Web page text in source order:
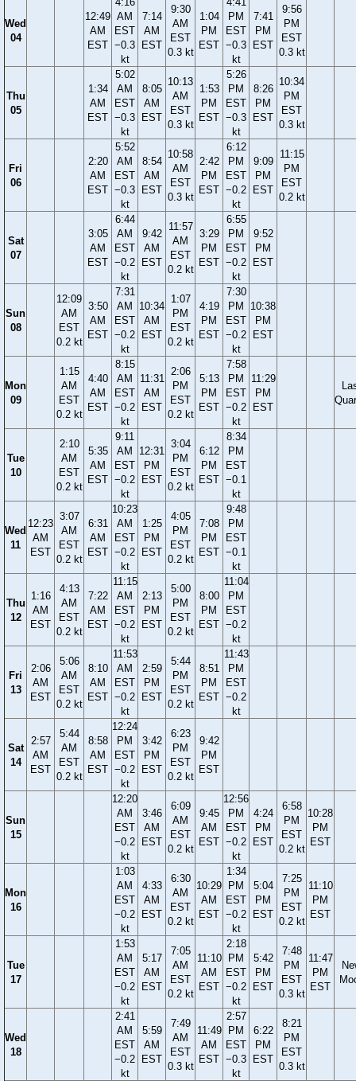
Wed
04
12:49
AM
EST
AM
EST
−0.3
kt
7:14
AM
EST
9:30
AM
EST
0.3 kt
1:04
PM
EST
PM
EST
−0.3
kt
7:41
PM
EST
9:56
PM
EST
0.3 kt
Thu
05
1:34
AM
EST
5:02
AM
EST
−0.3
kt
8:05
AM
EST
10:13
AM
EST
0.3 kt
1:53
PM
EST
5:26
PM
EST
−0.3
kt
8:26
PM
EST
10:34
PM
EST
0.3 kt
Fri
06
2:20
AM
EST
5:52
AM
EST
−0.3
kt
8:54
AM
EST
10:58
AM
EST
0.3 kt
2:42
PM
EST
6:12
PM
EST
−0.2
kt
9:09
PM
EST
11:15
PM
EST
0.2 kt
Sat
07
3:05
AM
EST
6:44
AM
EST
−0.2
kt
9:42
AM
EST
11:57
AM
EST
0.2 kt
3:29
PM
EST
6:55
PM
EST
−0.2
kt
9:52
PM
EST
Sun
08
12:09
AM
EST
0.2 kt
3:50
AM
EST
7:31
AM
EST
−0.2
kt
10:34
AM
EST
1:07
PM
EST
0.2 kt
4:19
PM
EST
7:30
PM
EST
−0.2
kt
10:38
PM
EST
Mon
09
1:15
AM
EST
0.2 kt
4:40
AM
EST
8:15
AM
EST
−0.2
kt
11:31
AM
EST
2:06
PM
EST
0.2 kt
5:13
PM
EST
7:58
PM
EST
−0.2
kt
11:29
PM
EST
Tue
10
2:10
AM
EST
0.2 kt
5:35
AM
EST
9:11
AM
EST
−0.2
kt
12:31
PM
EST
3:04
PM
EST
0.2 kt
6:12
PM
EST
8:34
PM
EST
−0.1
kt
Wed
11
12:23
AM
EST
3:07
AM
EST
0.2 kt
6:31
AM
EST
10:23
AM
EST
−0.2
kt
1:25
PM
EST
4:05
PM
EST
0.2 kt
7:08
PM
EST
9:48
PM
EST
−0.1
kt
Thu
12
1:16
AM
EST
4:13
AM
EST
0.2 kt
7:22
AM
EST
11:15
AM
EST
−0.2
kt
2:13
PM
EST
5:00
PM
EST
0.2 kt
8:00
PM
EST
11:04
PM
EST
−0.2
kt
Fri
13
2:06
AM
EST
5:06
AM
EST
0.2 kt
8:10
AM
EST
11:53
AM
EST
−0.2
kt
2:59
PM
EST
5:44
PM
EST
0.2 kt
8:51
PM
EST
11:43
PM
EST
−0.2
kt
Sat
14
2:57
AM
EST
5:44
AM
EST
0.2 kt
8:58
AM
EST
12:24
PM
EST
−0.2
kt
3:42
PM
EST
6:23
PM
EST
0.2 kt
9:42
PM
EST
Sun
15
12:20
AM
EST
−0.2
kt
3:46
AM
EST
6:09
AM
EST
0.2 kt
9:45
AM
EST
12:56
PM
EST
−0.2
kt
4:24
PM
EST
6:58
PM
EST
0.2 kt
10:28
PM
EST
Mon
16
1:03
AM
EST
−0.2
kt
4:33
AM
EST
6:30
AM
EST
0.2 kt
10:29
AM
EST
1:34
PM
EST
−0.2
kt
5:04
PM
EST
7:25
PM
EST
0.2 kt
11:10
PM
EST
Tue
17
1:53
AM
EST
−0.2
kt
5:17
AM
EST
7:05
AM
EST
0.2 kt
11:10
AM
EST
2:18
PM
EST
−0.2
kt
5:42
PM
EST
7:48
PM
EST
0.3 kt
11:47
PM
EST
Wed
18
2:41
AM
EST
−0.2
kt
5:59
AM
EST
7:49
AM
EST
0.3 kt
11:49
AM
EST
2:57
PM
EST
−0.3
kt
6:22
PM
EST
8:21
PM
EST
0.3 kt